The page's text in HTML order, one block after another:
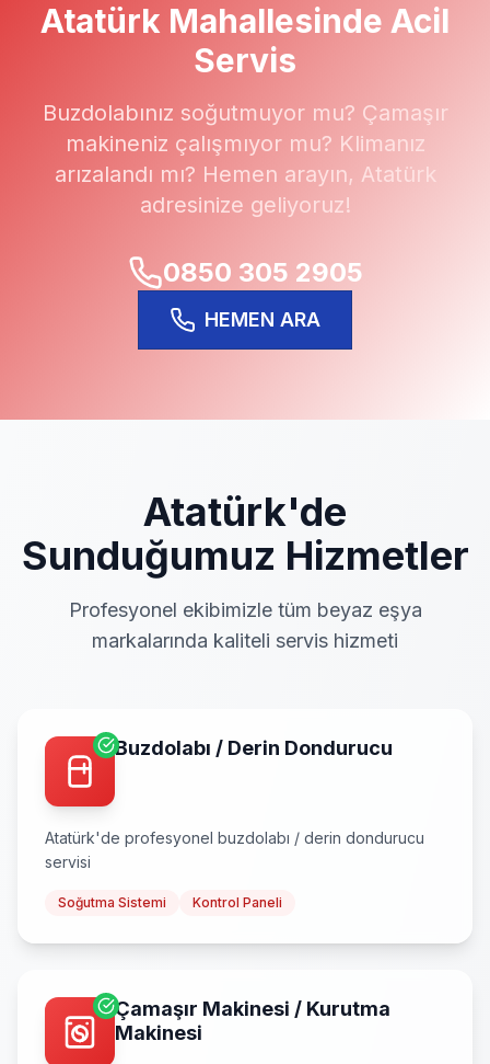
Atatürk Mahallesinde Acil
Servis
Buzdolabınız soğutmuyor mu? Çamaşır
makineniz çalışmıyor mu? Klimanız
arızalandı mı? Hemen arayın, Atatürk
adresinize geliyoruz!
0850 305 2905
HEMEN ARA
Atatürk'de
Sunduğumuz Hizmetler
Profesyonel ekibimizle tüm beyaz eşya
markalarında kaliteli servis hizmeti
Buzdolabı / Derin Dondurucu
Atatürk'de profesyonel buzdolabı / derin dondurucu
servisi
Soğutma Sistemi Kontrol Paneli
Çamaşır Makinesi / Kurutma
Makinesi